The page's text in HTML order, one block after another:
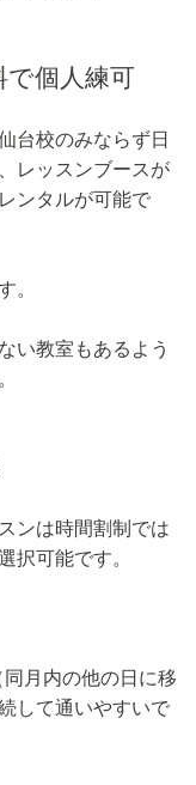
個人練可
台校のみならず日
レッスンブースが
ンタルが可能で
。
い教室もあるよう
ンは時間割制では
択可能です。
月内の他の日に移
して通いやすいで